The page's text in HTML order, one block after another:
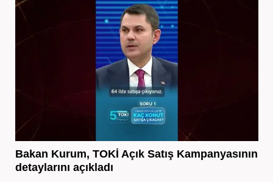
Bakan Kurum, TOKİ Açık Satış Kampanyasının
detaylarını açıkladı